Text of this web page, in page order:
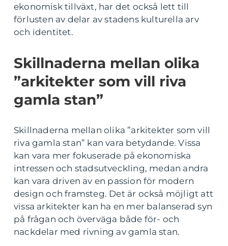
ekonomisk tillväxt, har det också lett till
förlusten av delar av stadens kulturella arv
och identitet.
Skillnaderna mellan olika
”arkitekter som vill riva
gamla stan”
Skillnaderna mellan olika ”arkitekter som vill
riva gamla stan” kan vara betydande. Vissa
kan vara mer fokuserade på ekonomiska
intressen och stadsutveckling, medan andra
kan vara driven av en passion för modern
design och framsteg. Det är också möjligt att
vissa arkitekter kan ha en mer balanserad syn
på frågan och överväga både för- och
nackdelar med rivning av gamla stan.